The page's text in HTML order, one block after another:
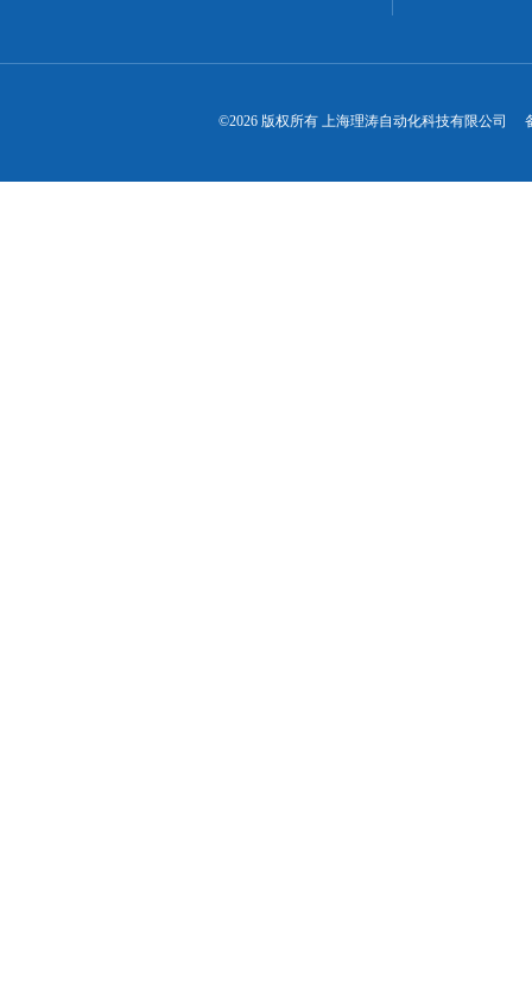
©2026 版权所有 上海理涛自动化科技有限公司